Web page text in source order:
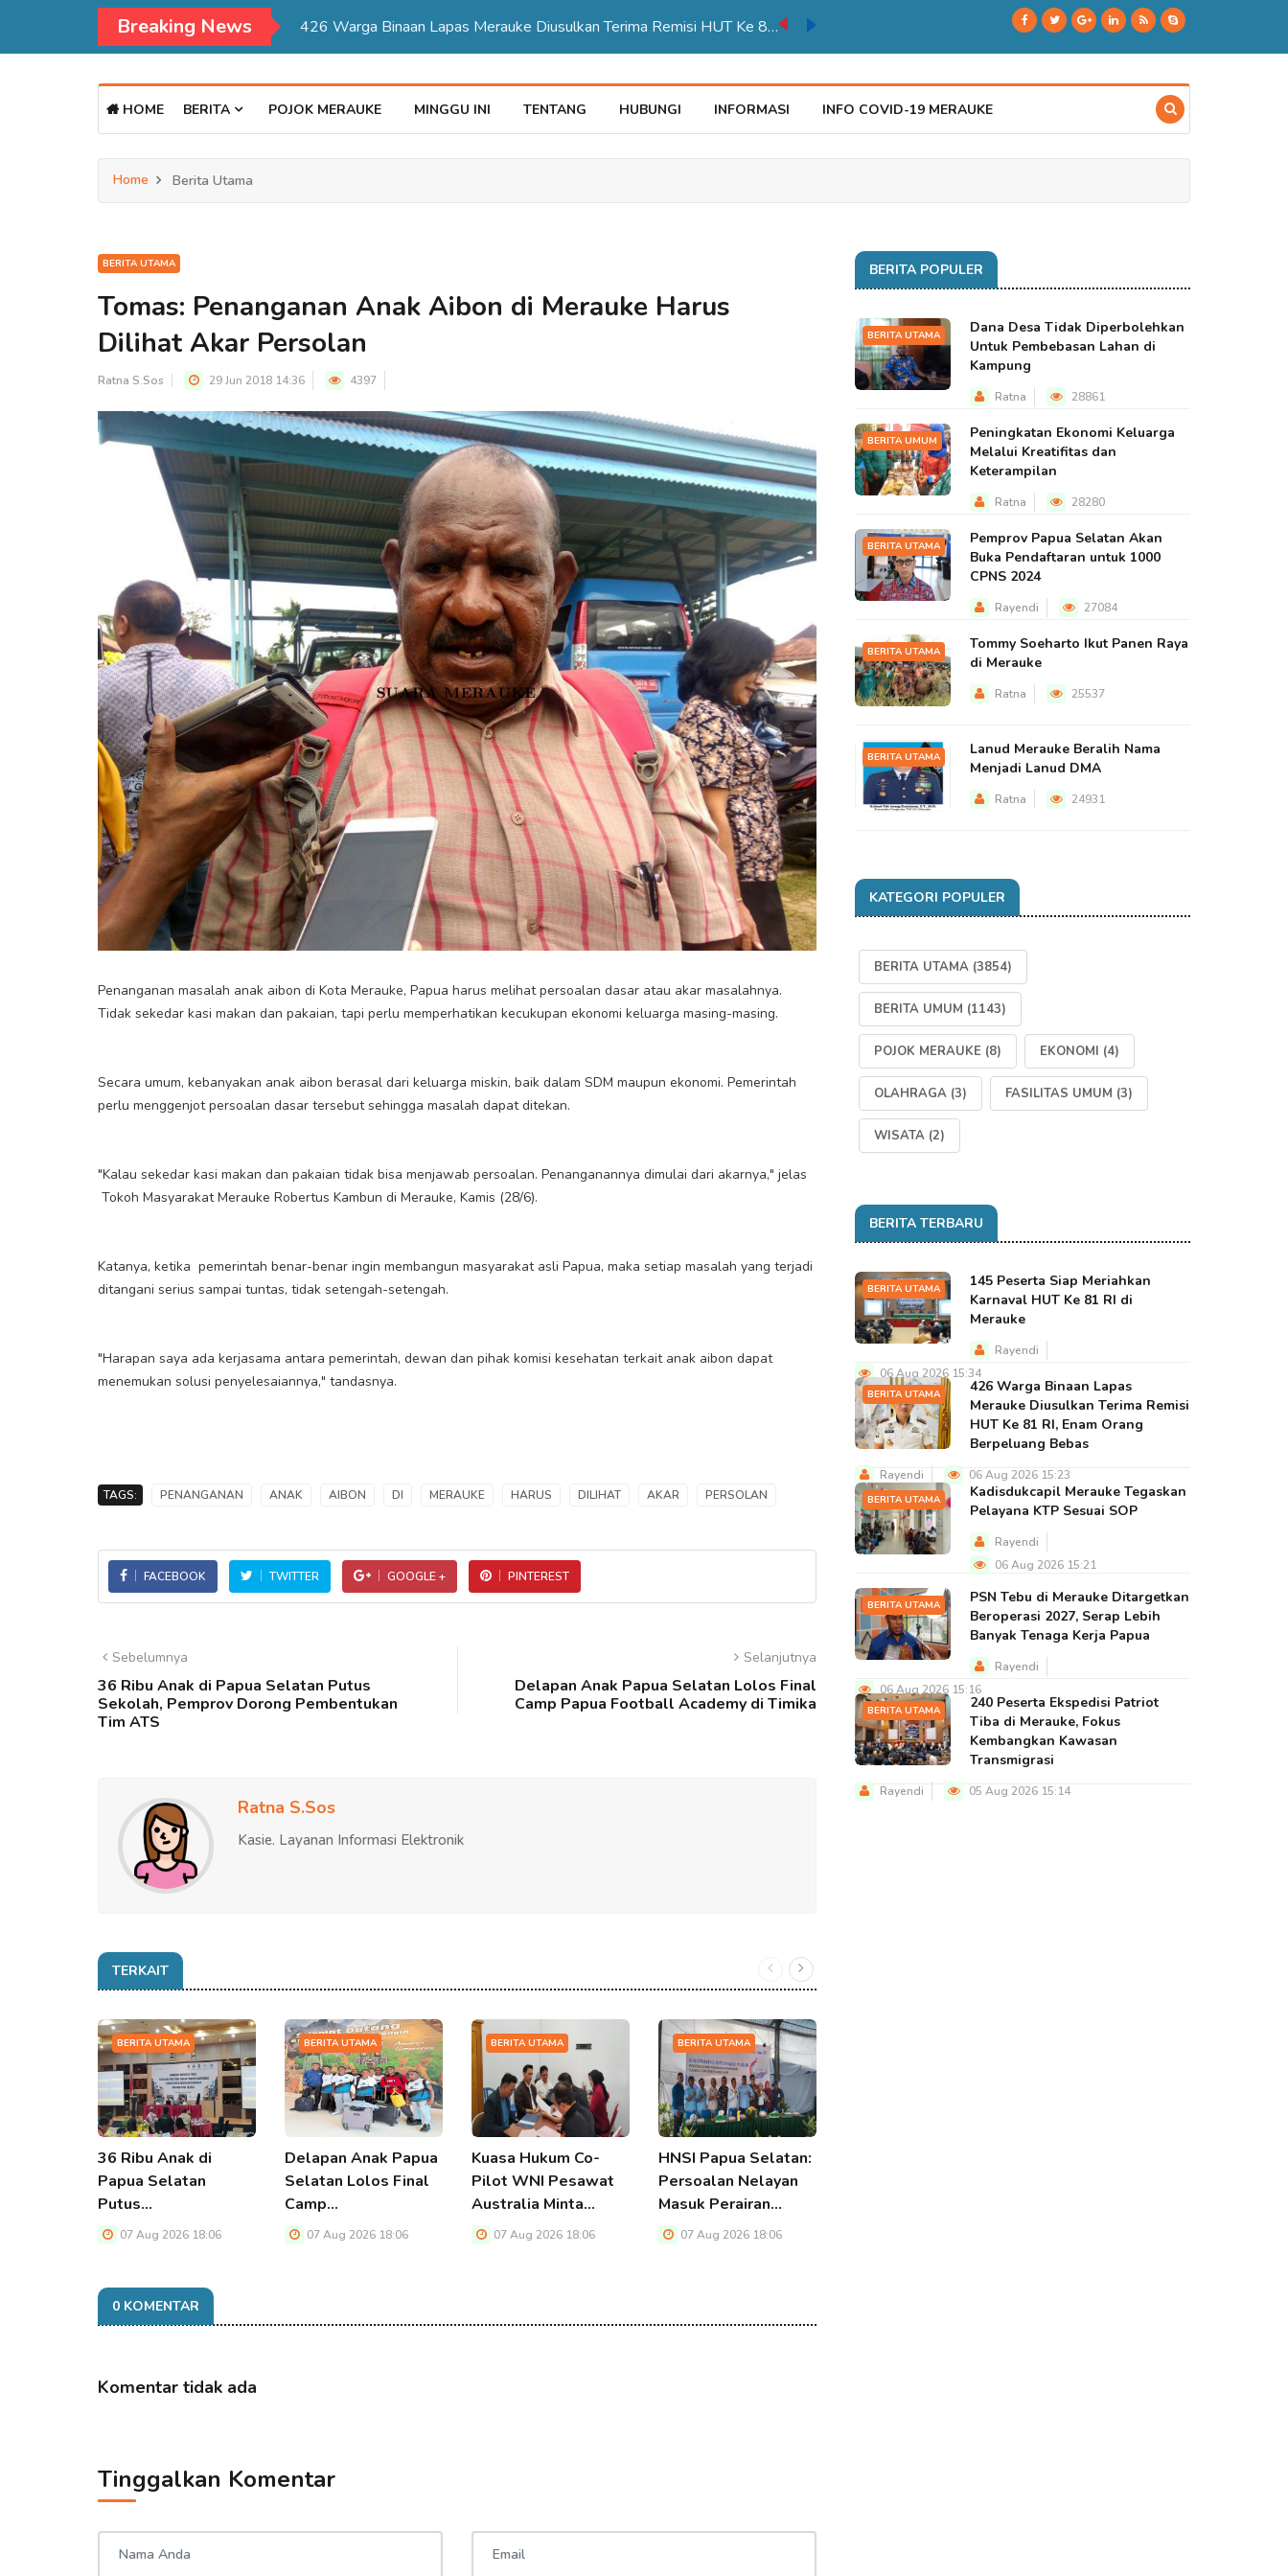
Breaking News Kadisdukcapil Merauke Tegaskan Pelayana KTP Sesuai SOP
HOME BERITA POJOK MERAUKE MINGGU INI TENTANG HUBUNGI INFORMASI INFO COVID-19 MERAUKE
Home Berita Utama
BERITA UTAMA
Tomas: Penanganan Anak Aibon di Merauke Harus
Dilihat Akar Persolan
Ratna S.Sos 29 Jun 2018 14:36 4397
Penanganan masalah anak aibon di Kota Merauke, Papua harus melihat persoalan dasar atau akar masalahnya.
Tidak sekedar kasi makan dan pakaian, tapi perlu memperhatikan kecukupan ekonomi keluarga masing-masing.
Secara umum, kebanyakan anak aibon berasal dari keluarga miskin, baik dalam SDM maupun ekonomi. Pemerintah
perlu menggenjot persoalan dasar tersebut sehingga masalah dapat ditekan.
"Kalau sekedar kasi makan dan pakaian tidak bisa menjawab persoalan. Penanganannya dimulai dari akarnya," jelas
Tokoh Masyarakat Merauke Robertus Kambun di Merauke, Kamis (28/6).
Katanya, ketika pemerintah benar-benar ingin membangun masyarakat asli Papua, maka setiap masalah yang terjadi
ditangani serius sampai tuntas, tidak setengah-setengah.
"Harapan saya ada kerjasama antara pemerintah, dewan dan pihak komisi kesehatan terkait anak aibon dapat
menemukan solusi penyelesaiannya," tandasnya.
TAGS: PENANGANAN ANAK AIBON DI MERAUKE HARUS DILIHAT AKAR PERSOLAN
FACEBOOK TWITTER GOOGLE + PINTEREST
Sebelumnya
36 Ribu Anak di Papua Selatan Putus
Sekolah, Pemprov Dorong Pembentukan
Tim ATS
Selanjutnya
Delapan Anak Papua Selatan Lolos Final
Camp Papua Football Academy di Timika
Ratna S.Sos
Kasie. Layanan Informasi Elektronik
TERKAIT
BERITA UTAMA
36 Ribu Anak di
Papua Selatan
Putus…
07 Aug 2026 18:06
BERITA UTAMA
Delapan Anak Papua
Selatan Lolos Final
Camp…
07 Aug 2026 18:06
BERITA UTAMA
Kuasa Hukum Co-
Pilot WNI Pesawat
Australia Minta…
07 Aug 2026 18:06
BERITA UTAMA
HNSI Papua Selatan:
Persoalan Nelayan
Masuk Perairan…
07 Aug 2026 18:06
0 KOMENTAR
Komentar tidak ada
Tinggalkan Komentar
BERITA POPULER
BERITA UTAMA
Dana Desa Tidak Diperbolehkan
Untuk Pembebasan Lahan di
Kampung
Ratna 28861
BERITA UMUM
Peningkatan Ekonomi Keluarga
Melalui Kreatifitas dan
Keterampilan
Ratna 28280
BERITA UTAMA
Pemprov Papua Selatan Akan
Buka Pendaftaran untuk 1000
CPNS 2024
Rayendi 27084
BERITA UTAMA
Tommy Soeharto Ikut Panen Raya
di Merauke
Ratna 25537
BERITA UTAMA
Lanud Merauke Beralih Nama
Menjadi Lanud DMA
Ratna 24931
KATEGORI POPULER
BERITA UTAMA (3854)
BERITA UMUM (1143)
POJOK MERAUKE (8) EKONOMI (4)
OLAHRAGA (3) FASILITAS UMUM (3)
WISATA (2)
BERITA TERBARU
BERITA UTAMA
145 Peserta Siap Meriahkan
Karnaval HUT Ke 81 RI di
Merauke
Rayendi
06 Aug 2026 15:34
BERITA UTAMA
426 Warga Binaan Lapas
Merauke Diusulkan Terima Remisi
HUT Ke 81 RI, Enam Orang
Berpeluang Bebas
Rayendi 06 Aug 2026 15:23
BERITA UTAMA
Kadisdukcapil Merauke Tegaskan
Pelayana KTP Sesuai SOP
Rayendi
06 Aug 2026 15:21
BERITA UTAMA
PSN Tebu di Merauke Ditargetkan
Beroperasi 2027, Serap Lebih
Banyak Tenaga Kerja Papua
Rayendi
06 Aug 2026 15:16
BERITA UTAMA
240 Peserta Ekspedisi Patriot
Tiba di Merauke, Fokus
Kembangkan Kawasan
Transmigrasi
Rayendi 05 Aug 2026 15:14